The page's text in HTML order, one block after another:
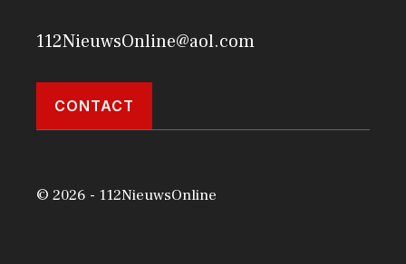
112NieuwsOnline@aol.com
CONTACT
© 2026 - 112NieuwsOnline